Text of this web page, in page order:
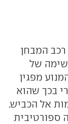
רכב המבחן
מרשימה של
ב-1,350 סל"ד). המנוע מפגין
בכך שהוא
אל הכביש.
ספורטיבית